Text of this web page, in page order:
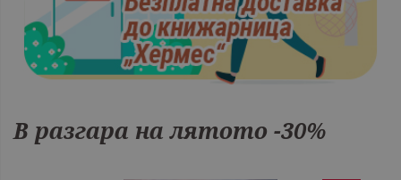
В разгара на лятото -30%